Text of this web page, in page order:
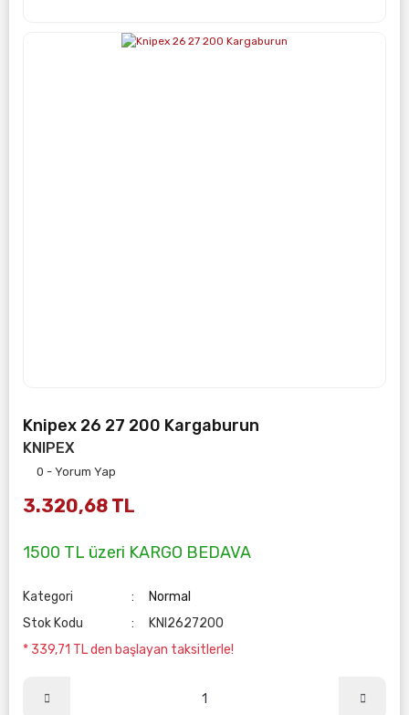
Knipex 26 27 200 Kargaburun
KNIPEX
0 - Yorum Yap
3.320,68 TL
1500 TL üzeri KARGO BEDAVA
Kategori
Normal
Stok Kodu
KNI2627200
* 339,71 TL den başlayan taksitlerle!